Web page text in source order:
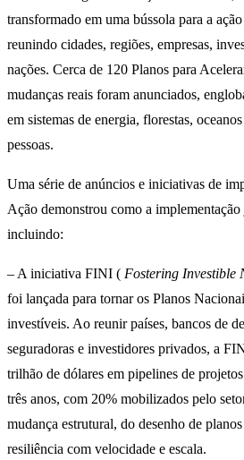
transformado em uma bússola para a
reunindo cidades, regiões, empresas,
nações. Cerca de 120 Planos para
mudanças reais foram anunciados,
em sistemas de energia, florestas,
pessoas.
Uma série de anúncios e iniciativas de
Ação demonstrou como a implementação
incluindo:
– A iniciativa FINI ( Fostering Investible
foi lançada para tornar os Planos
investíveis. Ao reunir países, bancos de
seguradoras e investidores privados, a
trilhão de dólares em pipelines de
três anos, com 20% mobilizados pelo
mudança estrutural, do desenho de
resiliência com velocidade e escala.